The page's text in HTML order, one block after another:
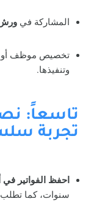
المشاركة في ورش
تخصيص موظف أو
وتنفيذها.
تاسعاً:
تجربة
احفظ الفواتير
سنوات، كما تطلب